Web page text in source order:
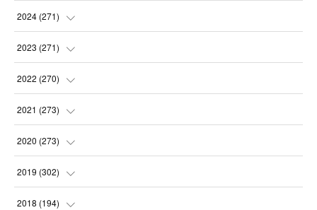
(14
(21
(21
2024 (271)
(21
(22
(23
(22
2023 (271)
(22
(23
(23
(21
2022 (270)
(23
(23
(22
(23
2021 (273)
(24
(23
(22
2020 (273)
(24
(22
2019 (302)
(23
2018 (194)